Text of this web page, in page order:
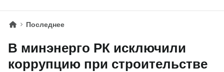
Последнее
В минэнерго РК исключили
коррупцию при строительстве